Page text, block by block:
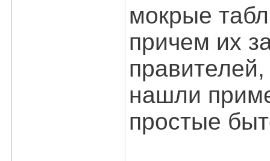
мокрые
причем их
нашли
простые